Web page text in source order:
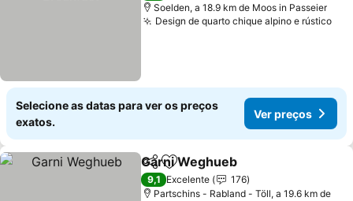
Soelden, a 18.9 km de Moos in Passeier
Design de quarto chique alpino e rústico
Selecione as datas para ver os preços
exatos.
Ver preços
PartilharAdicionar aos favoritos
Garni Weghueb
9,1 Excelente
176
Partschins - Rabland - Töll, a 19.6 km de